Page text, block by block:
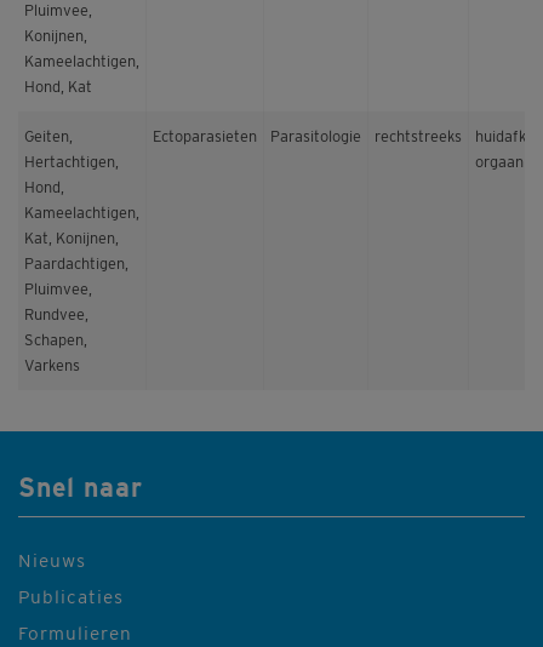
Pluimvee,
Konijnen,
Kameelachtigen,
Hond, Kat
Geiten,
Hertachtigen,
Hond,
Kameelachtigen,
Kat, Konijnen,
Paardachtigen,
Pluimvee,
Rundvee,
Schapen,
Varkens
Ectoparasieten Parasitologie rechtstreeks
orgaan
Snel naar
Nieuws
Publicaties
Formulieren